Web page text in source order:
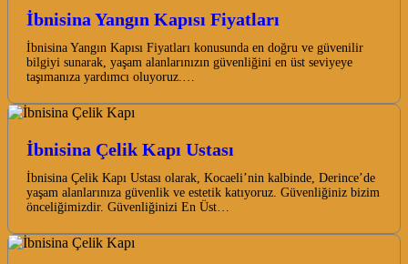
İbnisina Yangın Kapısı Fiyatları
İbnisina Yangın Kapısı Fiyatları konusunda en doğru ve güvenilir
bilgiyi sunarak, yaşam alanlarınızın güvenliğini en üst seviyeye
taşımanıza yardımcı oluyoruz.…
İbnisina Çelik Kapı Ustası
İbnisina Çelik Kapı Ustası olarak, Kocaeli’nin kalbinde, Derince’de
yaşam alanlarınıza güvenlik ve estetik katıyoruz. Güvenliğiniz bizim
önceliğimizdir. Güvenliğinizi En Üst…